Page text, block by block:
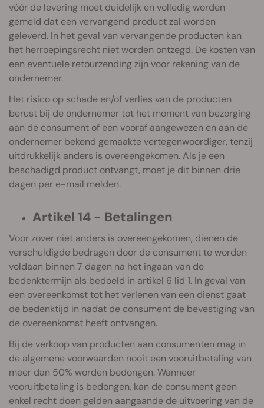
vóór de levering moet duidelijk en volledig worden
gemeld dat een vervangend product zal worden
geleverd. In het geval van vervangende producten kan
het herroepingsrecht niet worden ontzegd. De kosten van
een eventuele retourzending zijn voor rekening van de
ondernemer.
Het risico op schade en/of verlies van de producten
berust bij de ondernemer tot het moment van bezorging
aan de consument of een vooraf aangewezen en aan de
ondernemer bekend gemaakte vertegenwoordiger, tenzij
uitdrukkelijk anders is overeengekomen. Als je een
beschadigd product ontvangt, moet je dit binnen drie
dagen per e-mail melden.
Artikel 14 - Betalingen
Voor zover niet anders is overeengekomen, dienen de
verschuldigde bedragen door de consument te worden
voldaan binnen 7 dagen na het ingaan van de
bedenktermijn als bedoeld in artikel 6 lid 1. In geval van
een overeenkomst tot het verlenen van een dienst gaat
de bedenktijd in nadat de consument de bevestiging van
de overeenkomst heeft ontvangen.
Bij de verkoop van producten aan consumenten mag in
de algemene voorwaarden nooit een vooruitbetaling van
meer dan 50% worden bedongen. Wanneer
vooruitbetaling is bedongen, kan de consument geen
enkel recht doen gelden aangaande de uitvoering van de